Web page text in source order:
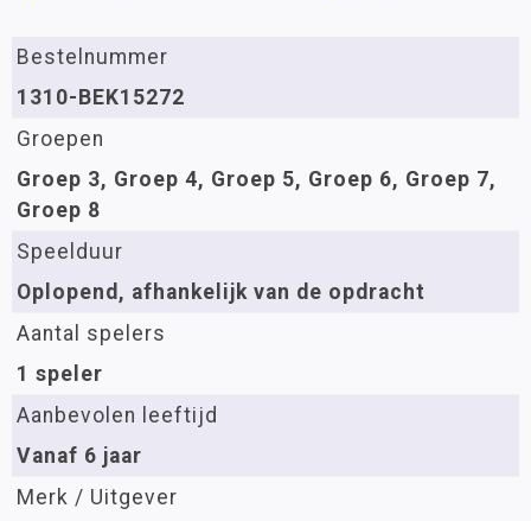
Bestelnummer
1310-BEK15272
Groepen
Groep 3, Groep 4, Groep 5, Groep 6, Groep 7,
Groep 8
Speelduur
Oplopend, afhankelijk van de opdracht
Aantal spelers
1 speler
Aanbevolen leeftijd
Vanaf 6 jaar
Merk / Uitgever